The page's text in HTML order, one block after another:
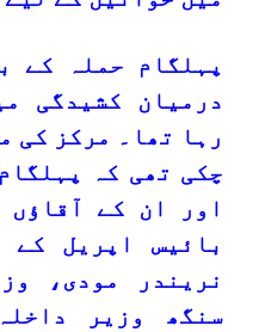
پہلگام حملہ کے
درمیان کشیدگی
رہا تھا۔ مرکز کی
چکی تھی کہ
اور ان کے آقاؤں
بائیس اپریل
نریندر مودی،
سنگھ وزیر